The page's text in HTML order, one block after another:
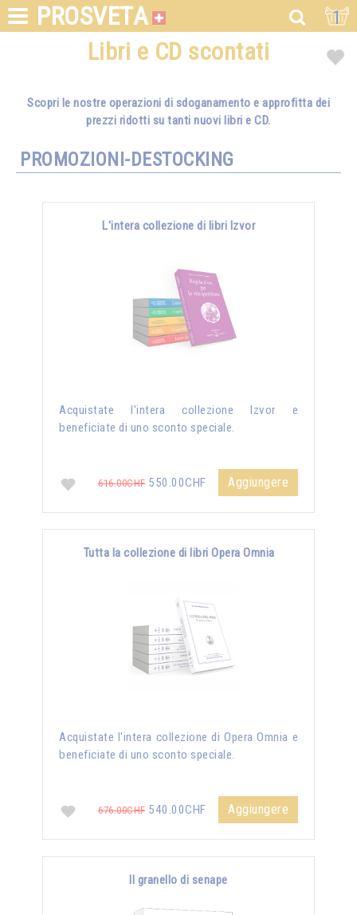
PROSVETA 1
Libri e CD scontati
Scopri le nostre operazioni di sdoganamento e approfitta dei
prezzi ridotti su tanti nuovi libri e CD.
PROMOZIONI-DESTOCKING
L'intera collezione di libri Izvor
Acquistate l'intera collezione Izvor e
beneficiate di uno sconto speciale.
616.00CHF550.00CHF Aggiungere
Tutta la collezione di libri Opera Omnia
Acquistate l'intera collezione di Opera Omnia e
beneficiate di uno sconto speciale.
676.00CHF540.00CHF Aggiungere
Il granello di senape